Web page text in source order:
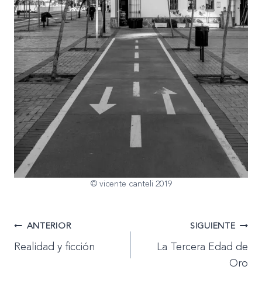
© vicente canteli 2019
Navegación
de
ANTERIOR
Realidad y ficción
SIGUIENTE
La Tercera Edad de
Oro